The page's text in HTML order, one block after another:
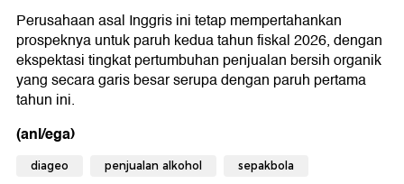
Perusahaan asal Inggris ini tetap mempertahankan
prospeknya untuk paruh kedua tahun fiskal 2026, dengan
ekspektasi tingkat pertumbuhan penjualan bersih organik
yang secara garis besar serupa dengan paruh pertama
tahun ini.
(anl/ega)
diageo penjualan alkohol sepakbola